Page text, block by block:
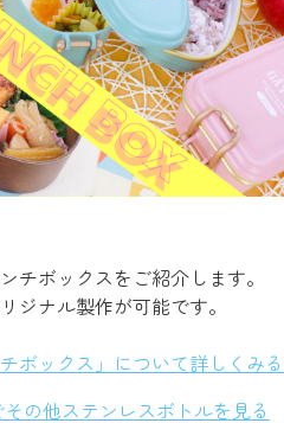
チボックスをご紹介します。
ジナル製作が可能です。
チボックス」について詳しくみる
の他ステンレスボトルを見る